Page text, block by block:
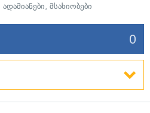
, მსახიობები
0